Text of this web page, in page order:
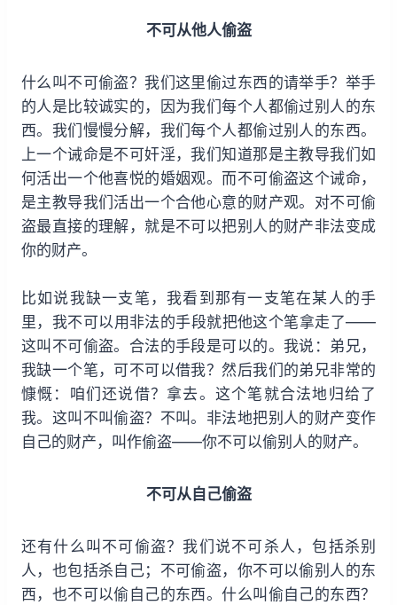
不可从他人偷盗
什么叫不可偷盗？我们这里偷过东西的请举手？举手
的人是比较诚实的，因为我们每个人都偷过别人的东
西。我们慢慢分解，我们每个人都偷过别人的东西。
上一个诫命是不可奸淫，我们知道那是主教导我们如
何活出一个他喜悦的婚姻观。而不可偷盗这个诫命，
是主教导我们活出一个合他心意的财产观。对不可偷
盗最直接的理解，就是不可以把别人的财产非法变成
你的财产。
比如说我缺一支笔，我看到那有一支笔在某人的手
里，我不可以用非法的手段就把他这个笔拿走了——
这叫不可偷盗。合法的手段是可以的。我说：弟兄，
我缺一个笔，可不可以借我？然后我们的弟兄非常的
慷慨：咱们还说借？拿去。这个笔就合法地归给了
我。这叫不叫偷盗？不叫。非法地把别人的财产变作
自己的财产，叫作偷盗——你不可以偷别人的财产。
不可从自己偷盗
还有什么叫不可偷盗？我们说不可杀人，包括杀别
人，也包括杀自己；不可偷盗，你不可以偷别人的东
西，也不可以偷自己的东西。什么叫偷自己的东西？